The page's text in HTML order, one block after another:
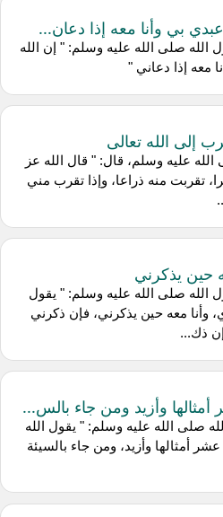
بي وأنا معه إذا دعان...
صلى الله عليه وسلم: " إن الله
معه إذا دعاني "
إلى الله تعالى
عليه وسلم، قال: " قال الله عز
تقربت منه ذراعا، وإذا تقرب مني
حين يذكرني
الله صلى الله عليه وسلم: " يقول
وأنا معه حين يذكرني، فإن ذكرني
ذك...
وأزيد ومن جاء بالس...
صلى الله عليه وسلم: " يقول الله
أمثالها وأزيد، ومن جاء بالسيئة